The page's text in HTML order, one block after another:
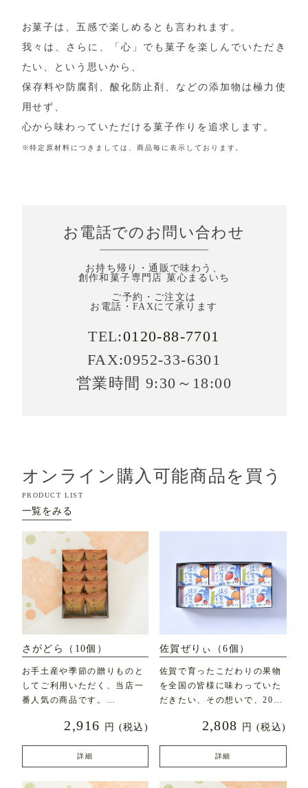
お菓子は、五感で楽しめるとも言われます。
我々は、さらに、「心」でも菓子を楽しんでいただき
たい、という思いから、
保存料や防腐剤、酸化防止剤、などの添加物は極力使
用せず、
心から味わっていただける菓子作りを追求します。
※特定原材料につきましては、商品毎に表示しております。
お電話でのお問い合わせ
お持ち帰り・通販で味わう、
創作和菓子専門店 菓心まるいち
ご予約・ご注文は
お電話・FAXにて承ります
TEL:0120-88-7701
FAX:0952-33-6301
営業時間 9:30～18:00
オンライン購入可能商品を買う
PRODUCT LIST
一覧をみる
さがどら（10個）
お手土産や季節の贈りものと
してご利用いただく、当店一
番人気の商品です。
2,916 円 (税込)
詳細
佐賀ぜりぃ（6個）
佐賀で育ったこだわりの果物
を全国の皆様に味わっていた
だきたい、その想いで、2020
2,808 円 (税込)
詳細